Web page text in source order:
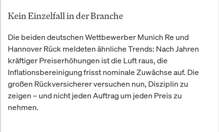
Kein Einzelfall in der Branche
Die beiden deutschen Wettbewerber Munich Re und
Hannover Rück meldeten ähnliche Trends: Nach Jahren
kräftiger Preiserhöhungen ist die Luft raus, die
Inflationsbereinigung frisst nominale Zuwächse auf. Die
großen Rückversicherer versuchen nun, Disziplin zu
zeigen – und nicht jeden Auftrag um jeden Preis zu
nehmen.